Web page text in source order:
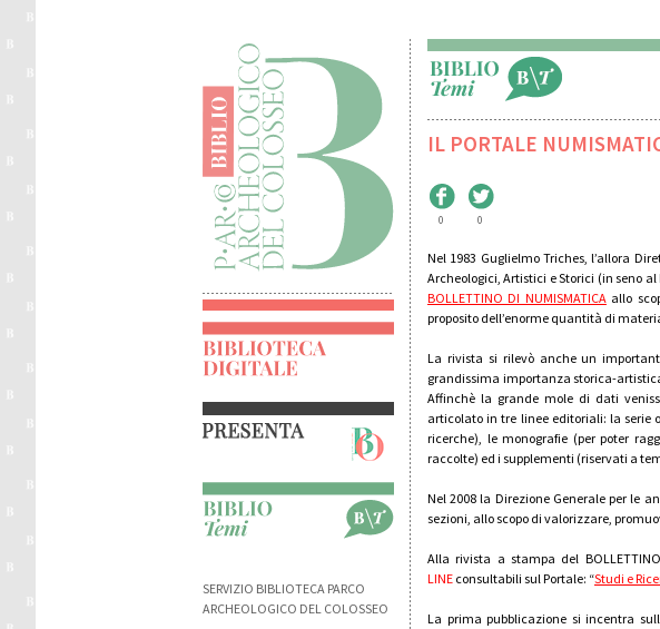
SERVIZIO BIBLIOTECA PARCO
ARCHEOLOGICO DEL COLOSSEO
IL PORTALE
0 0
Nel 1983 Guglielmo Triches, l’allora
Archeologici, Artistici e Storici (in seno
BOLLETTINO DI NUMISMATICAallo
proposito dell’enorme quantità di
La rivista si rilevò anche un
grandissima importanza storica-
Affinchè la grande mole di dati
articolato in tre linee editoriali: la serie
ricerche), le monografie (per poter
raccolte) ed i supplementi (riservati a
Nel 2008 la Direzione Generale per le
sezioni, allo scopo di valorizzare,
Alla rivista a stampa del
LINE consultabili sul Portale: “Studi e
La prima pubblicazione si incentra